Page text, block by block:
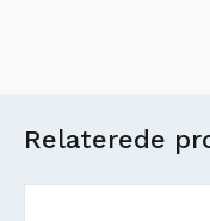
Relaterede